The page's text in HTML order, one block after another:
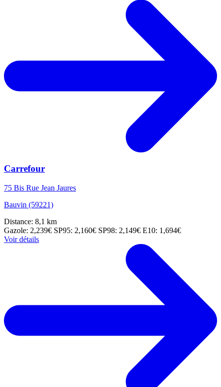
Carrefour
75 Bis Rue Jean Jaures
Bauvin (59221)
Distance: 8,1 km
Gazole: 2,239€ SP95: 2,160€ SP98: 2,149€ E10: 1,694€
Voir détails